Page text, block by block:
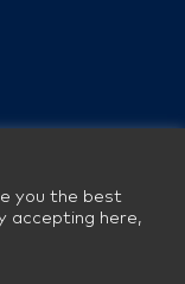
you the best
accepting here,